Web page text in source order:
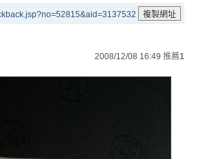
2008/12/08 16:49 推薦1